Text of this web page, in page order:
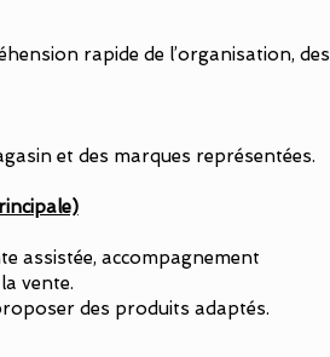
rapide de l’organisation, des
et des marques représentées.
assistée, accompagnement
vente.
des produits adaptés.